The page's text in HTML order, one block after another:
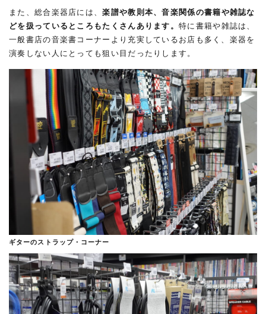
また、総合楽器店には、楽譜や教則本、音楽関係の書籍や雑誌な
どを扱っているところもたくさんあります。 特に書籍や雑誌は、
一般書店の音楽書コーナーより充実しているお店も多く、楽器を
演奏しない人にとっても狙い目だったりします。
ギターのストラップ・コーナー